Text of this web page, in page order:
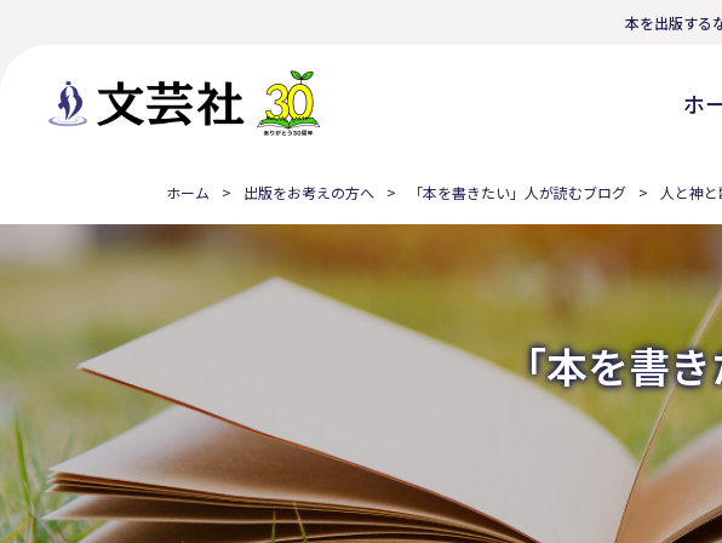
本を出版する
ホ
ホーム 出版をお考えの方へ 「本を書きたい」人が読むブログ 人と神
「本を書